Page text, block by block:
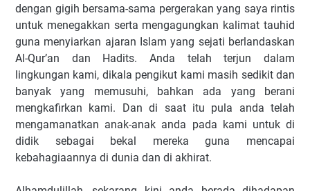
dengan gigih bersama-sama pergerakan yang saya rintis
untuk menegakkan serta mengagungkan kalimat tauhid
guna menyiarkan ajaran Islam yang sejati berlandaskan
Al-Qur’an dan Hadits. Anda telah terjun dalam
lingkungan kami, dikala pengikut kami masih sedikit dan
banyak yang memusuhi, bahkan ada yang berani
mengkafirkan kami. Dan di saat itu pula anda telah
mengamanatkan anak-anak anda pada kami untuk di
didik sebagai bekal mereka guna mencapai
kebahagiaannya di dunia dan di akhirat.